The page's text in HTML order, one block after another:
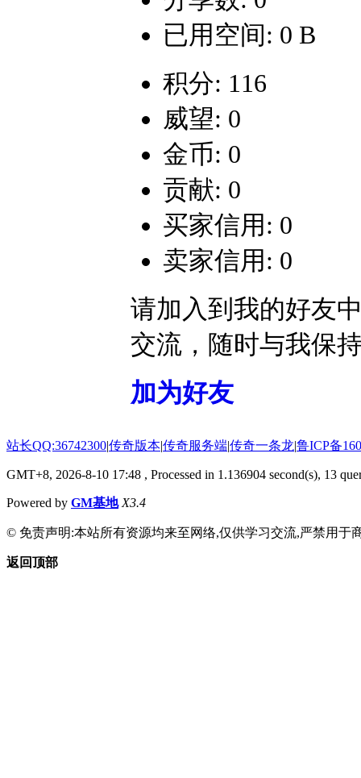
已用空间: 0 B
积分: 116
威望: 0
金币: 0
贡献: 0
买家信用: 0
卖家信用: 0
请加入到我的好友
交流，随时与我保
加为好友
站长QQ:36742300|传奇版本|传奇服务端|传奇一条龙|鲁ICP备
GMT+8, 2026-8-10 17:48 , Processed in 1.136904 second(s), 13
Powered by GM基地 X3.4
© 免责声明:本站所有资源均来至网络,仅供学习交流,严禁用于
返回顶部